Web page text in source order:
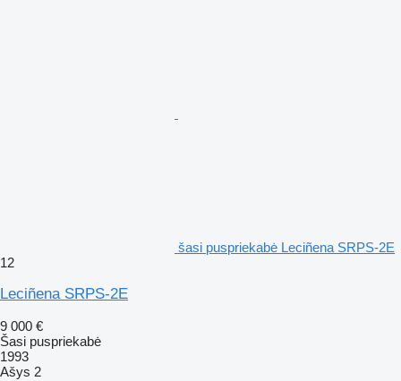
šasi puspriekabė Leciñena SRPS-2E
12
Leciñena SRPS-2E
9 000 €
Šasi puspriekabė
1993
Ašys 2